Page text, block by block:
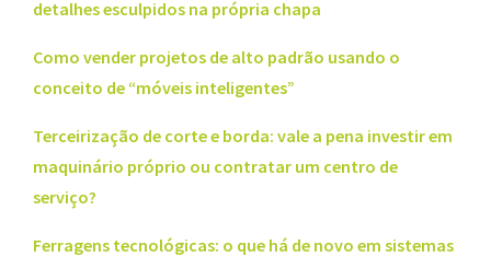
detalhes esculpidos na própria chapa
Como vender projetos de alto padrão usando o
conceito de “móveis inteligentes”
Terceirização de corte e borda: vale a pena investir em
maquinário próprio ou contratar um centro de
serviço?
Ferragens tecnológicas: o que há de novo em sistemas